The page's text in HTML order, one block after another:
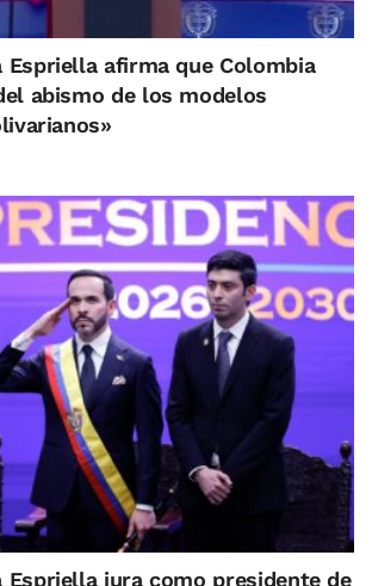
Espriella afirma que Colombia
abismo de los modelos
Espriella jura como presidente de